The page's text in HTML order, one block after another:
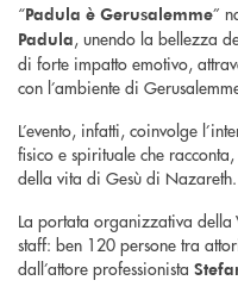
“Padula è Gerusalemme”
Padula, unendo la bellezza
di forte impatto emotivo,
con l’ambiente di
L’evento, infatti, coinvolge
fisico e spirituale che
della vita di Gesù di Nazareth.
La portata organizzativa della
staff: ben 120 persone tra
dall’attore professionista